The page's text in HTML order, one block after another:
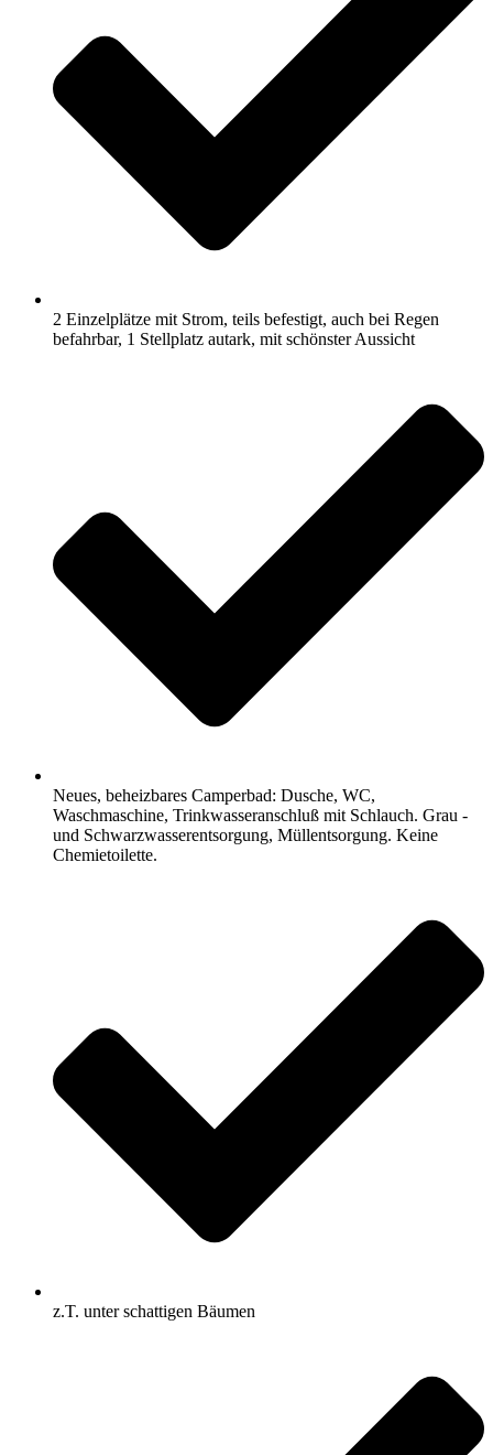
2 Einzelplätze mit Strom, teils befestigt, auch bei Regen
befahrbar, 1 Stellplatz autark, mit schönster Aussicht
Neues, beheizbares Camperbad: Dusche, WC,
Waschmaschine, Trinkwasseranschluß mit Schlauch. Grau -
und Schwarzwasserentsorgung, Müllentsorgung. Keine
Chemietoilette.
z.T. unter schattigen Bäumen